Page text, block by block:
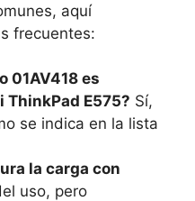
aquí
frecuentes:
01AV418 es
E575? Sí,
se indica en la lista
la carga con
uso, pero